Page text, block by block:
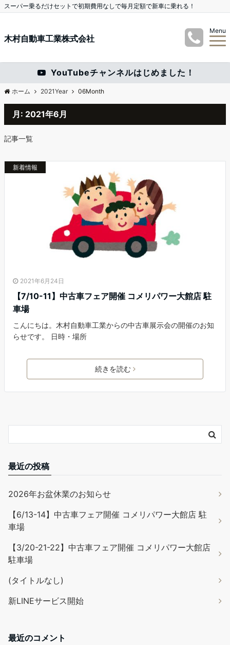
スーパー乗るだけセットで初期費用なしで毎月定額で新車に乗れる！
木村自動車工業株式会社
Menu
YouTubeチャンネルはじめました！
ホーム 2021Year 06Month
月: 2021年6月
記事一覧
新着情報
2021年6月24日
【7/10-11】中古車フェア開催 コメリパワー大館店 駐
車場
こんにちは。木村自動車工業からの中古車展示会の開催のお知
らせです。 日時・場所
続きを読む
最近の投稿
2026年お盆休業のお知らせ
【6/13-14】中古車フェア開催 コメリパワー大館店 駐
車場
【3/20-21-22】中古車フェア開催 コメリパワー大館店
駐車場
(タイトルなし)
新LINEサービス開始
最近のコメント